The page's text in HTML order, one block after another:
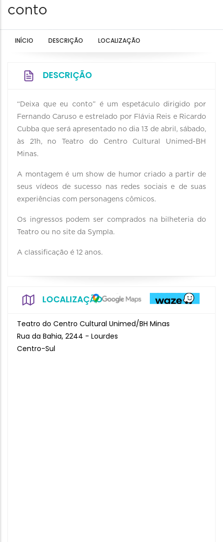
conto
INÍCIO DESCRIÇÃO LOCALIZAÇÃO
DESCRIÇÃO
“Deixa que eu conto” é um espetáculo dirigido por
Fernando Caruso e estrelado por Flávia Reis e Ricardo
Cubba que será apresentado no dia 13 de abril, sábado,
às 21h, no Teatro do Centro Cultural Unimed-BH
Minas.
A montagem é um show de humor criado a partir de
seus vídeos de sucesso nas redes sociais e de suas
experiências com personagens cômicos.
Os ingressos podem ser comprados na bilheteria do
Teatro ou no site da Sympla.
A classificação é 12 anos.
LOCALIZAÇÃO
Teatro do Centro Cultural Unimed/BH Minas
Rua da Bahia, 2244 - Lourdes
Centro-Sul